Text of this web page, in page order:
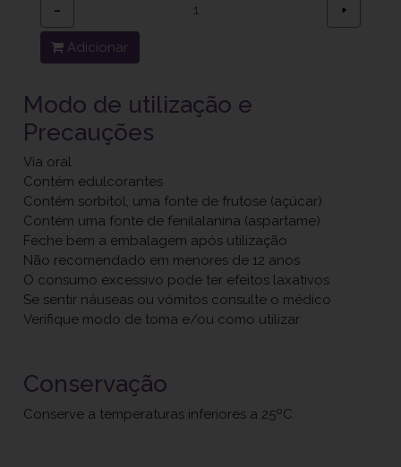
− +
Adicionar
Modo de utilização e
Precauções
Via oral
Contém edulcorantes
Contém sorbitol, uma fonte de frutose (açúcar)
Contém uma fonte de fenilalanina (aspartame)
Feche bem a embalagem após utilização
Não recomendado em menores de 12 anos
O consumo excessivo pode ter efeitos laxativos
Se sentir náuseas ou vómitos consulte o médico
Verifique modo de toma e/ou como utilizar
Conservação
Conserve a temperaturas inferiores a 25ºC.